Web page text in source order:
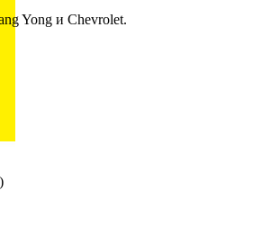
Yong и Chevrolet.